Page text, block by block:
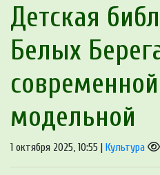
Детская
Белых
модельной
1 октября 2025, 10:55 | Культура